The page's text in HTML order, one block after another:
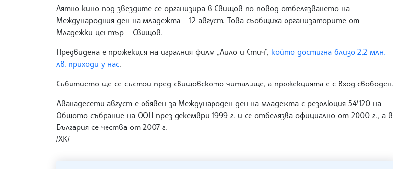
Лятно кино под звездите се организира в Свищов по повод отбелязването на
Международния ден на младежта – 12 август. Това съобщиха организаторите от
Младежки център – Свищов.
Предвидена е прожекция на игралния филм „Лило и Стич“, който достигна близо 2,2 млн.
лв. приходи у нас.
Събитието ще се състои пред свищовското читалище, а прожекцията е с вход свободен.
Дванадесети август е обявен за Международен ден на младежта с резолюция 54/120 на
Общото събрание на ООН през декември 1999 г. и се отбелязва официално от 2000 г., а в
България се чества от 2007 г.
/ХК/